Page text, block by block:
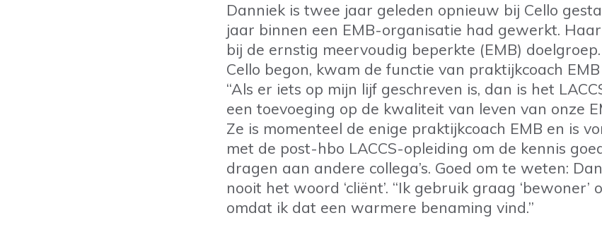
Danniek is twee jaar geleden opnieuw bij Cello
jaar binnen een EMB-organisatie had gewerkt.
bij de ernstig meervoudig beperkte (EMB)
Cello begon, kwam de functie van praktijkcoach
“Als er iets op mijn lijf geschreven is, dan is het
een toevoeging op de kwaliteit van leven van onze
Ze is momenteel de enige praktijkcoach EMB en is
met de post-hbo LACCS-opleiding om de kennis
dragen aan andere collega’s. Goed om te weten:
nooit het woord ‘cliënt’. “Ik gebruik graag ‘bewoner’
omdat ik dat een warmere benaming vind.”